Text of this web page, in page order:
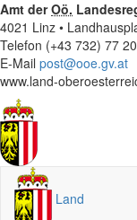
Amt derOö.
4021 Linz •
Telefon (+43 732) 77
E-Mail post@ooe.gv.at
www.land-
Land